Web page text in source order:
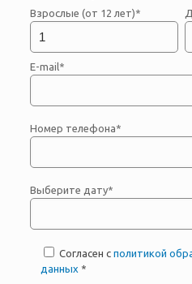
Взрослые (от 12 лет)*
E-mail*
Номер телефона*
Выберите дату*
Согласен с политикой
данных *